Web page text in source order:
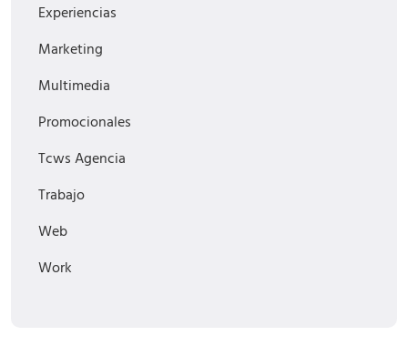
Experiencias
Marketing
Multimedia
Promocionales
Tcws Agencia
Trabajo
Web
Work